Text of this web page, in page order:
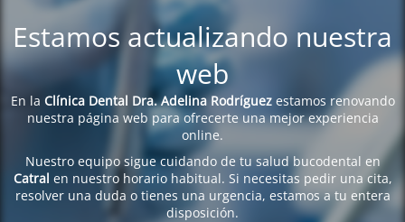
Estamos actualizando nuestra
web
En la Clínica Dental Dra. Adelina Rodríguezestamos renovando
nuestra página web para ofrecerte una mejor experiencia
online.
Nuestro equipo sigue cuidando de tu salud bucodental en
Catral en nuestro horario habitual. Si necesitas pedir una cita,
resolver una duda o tienes una urgencia, estamos a tu entera
disposición.